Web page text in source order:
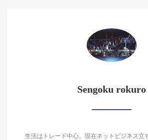
Sengoku rokuro
生活はトレード中心。現在ネットビジネス立